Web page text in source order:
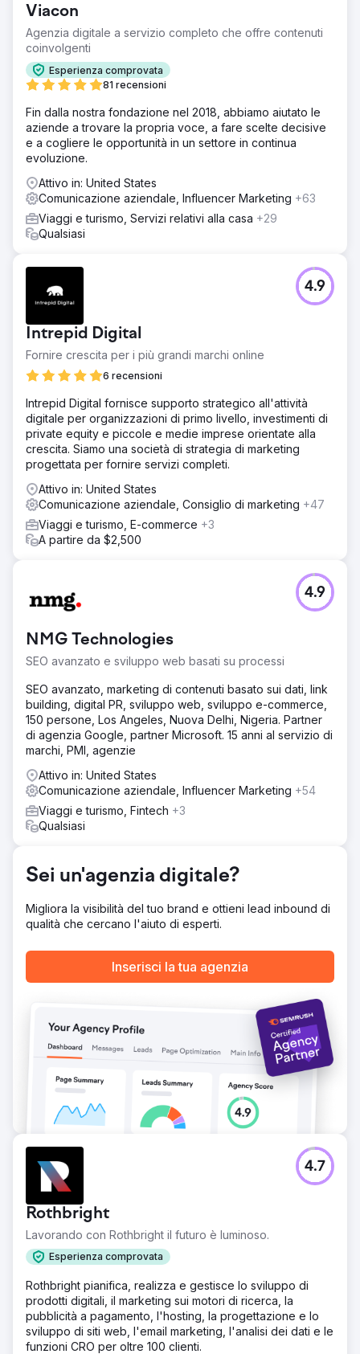
Viacon
Agenzia digitale a servizio completo che offre contenuti
coinvolgenti
Esperienza comprovata
81 recensioni
Fin dalla nostra fondazione nel 2018, abbiamo aiutato le
aziende a trovare la propria voce, a fare scelte decisive
e a cogliere le opportunità in un settore in continua
evoluzione.
Attivo in: United States
Comunicazione aziendale, Influencer Marketing +63
Viaggi e turismo, Servizi relativi alla casa +29
Qualsiasi
Intrepid Digital
Fornire crescita per i più grandi marchi online
6 recensioni
4.9
Intrepid Digital fornisce supporto strategico all'attività
digitale per organizzazioni di primo livello, investimenti di
private equity e piccole e medie imprese orientate alla
crescita. Siamo una società di strategia di marketing
progettata per fornire servizi completi.
Attivo in: United States
Comunicazione aziendale, Consiglio di marketing +47
Viaggi e turismo, E-commerce +3
A partire da $2,500
NMG Technologies
SEO avanzato e sviluppo web basati su processi
4.9
SEO avanzato, marketing di contenuti basato sui dati, link
building, digital PR, sviluppo web, sviluppo e-commerce,
150 persone, Los Angeles, Nuova Delhi, Nigeria. Partner
di agenzia Google, partner Microsoft. 15 anni al servizio di
marchi, PMI, agenzie
Attivo in: United States
Comunicazione aziendale, Influencer Marketing +54
Viaggi e turismo, Fintech +3
Qualsiasi
Sei un'agenzia digitale?
Migliora la visibilità del tuo brand e ottieni lead inbound di
qualità che cercano l'aiuto di esperti.
Inserisci la tua agenzia
Rothbright
Lavorando con Rothbright il futuro è luminoso.
Esperienza comprovata
4.7
Rothbright pianifica, realizza e gestisce lo sviluppo di
prodotti digitali, il marketing sui motori di ricerca, la
pubblicità a pagamento, l'hosting, la progettazione e lo
sviluppo di siti web, l'email marketing, l'analisi dei dati e le
funzioni CRO per oltre 100 clienti.